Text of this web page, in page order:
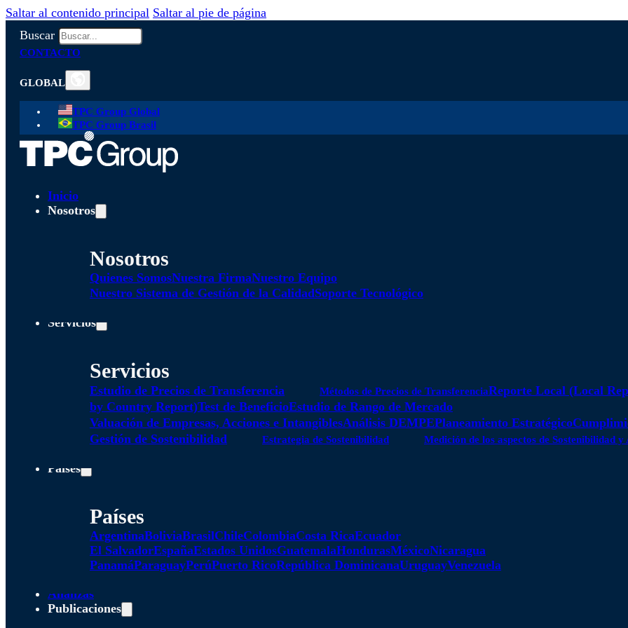
Saltar al contenido principal Saltar al pie de página
Buscar
CONTACTO
GLOBAL
TPC Group Global
TPC Group Brasil
Inicio
Nosotros
Nosotros
Quienes SomosNuestra FirmaNuestro Equipo
Nuestro Sistema de Gestión de la CalidadSoporte Tecnológico
Servicios
Servicios
Estudio de Precios de Transferencia Métodos de Precios de TransferenciaReporte Local (Local
by Country Report)Test de BeneficioEstudio de Rango de Mercado
Valuación de Empresas, Acciones e IntangiblesAnálisis DEMPEPlaneamiento Estratégico
Gestión de Sostenibilidad
Estrategia de Sostenibilidad Medición de los aspectos de Sostenibilidad y
Países
Países
ArgentinaBoliviaBrasilChileColombiaCosta RicaEcuador
El SalvadorEspañaEstados UnidosGuatemalaHondurasMéxicoNicaragua
PanamáParaguayPerúPuerto RicoRepública DominicanaUruguayVenezuela
Alianzas
Publicaciones